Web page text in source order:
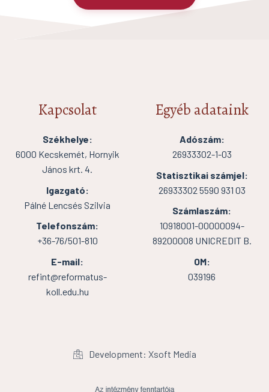
Kapcsolat
Székhelye:
6000 Kecskemét, Hornyik
János krt. 4.
Igazgató:
Pálné Lencsés Szilvia
Telefonszám:
+36-76/501-810
E-mail:
refint@reformatus-
koll.edu.hu
Egyéb adataink
Adószám:
26933302-1-03
Statisztikai számjel:
26933302 5590 931 03
Számlaszám:
10918001-00000094-
89200008 UNICREDIT B.
OM:
039196
Development: Xsoft Media